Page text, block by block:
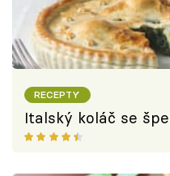
RECEPTY
Italský koláč se